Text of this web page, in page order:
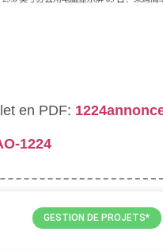
en PDF:
1224
GESTION DE PROJETS*